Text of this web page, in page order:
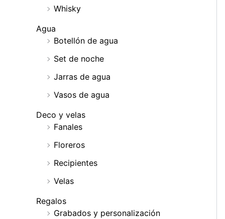
Whisky
Agua
Botellón de agua
Set de noche
Jarras de agua
Vasos de agua
Deco y velas
Fanales
Floreros
Recipientes
Velas
Regalos
Grabados y personalización